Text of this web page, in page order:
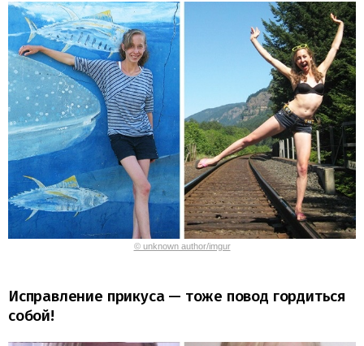
© unknown author/imgur
Исправление прикуса — тоже повод гордиться
собой!